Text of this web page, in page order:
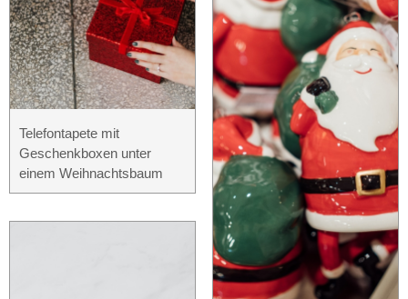
Telefontapete mit
Geschenkboxen unter
einem Weihnachtsbaum